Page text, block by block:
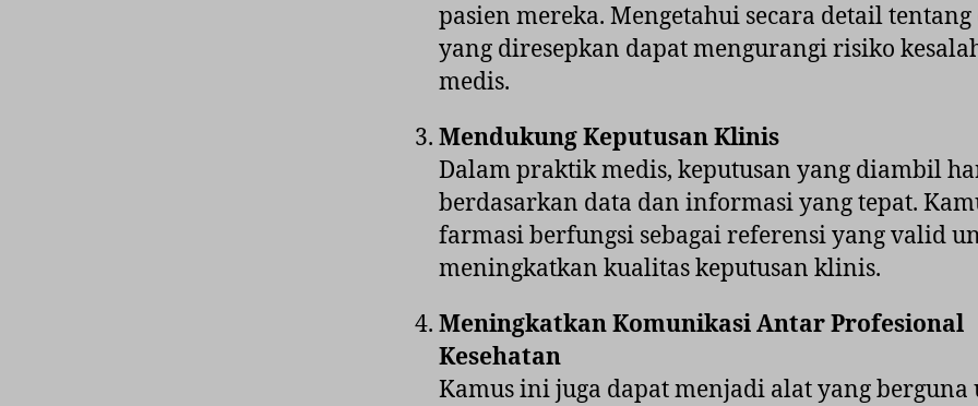
pasien mereka. Mengetahui secara detail tentang
yang diresepkan dapat mengurangi risiko
medis.
Mendukung Keputusan Klinis
Dalam praktik medis, keputusan yang diambil
berdasarkan data dan informasi yang tepat.
farmasi berfungsi sebagai referensi yang valid
meningkatkan kualitas keputusan klinis.
Meningkatkan Komunikasi Antar Profesional
Kesehatan
Kamus ini juga dapat menjadi alat yang berguna